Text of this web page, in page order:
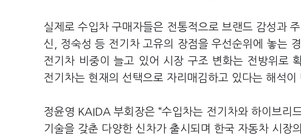
실제로 수입차 구매자들은 전통적으로 브랜드 감성과
신, 정숙성 등 전기차 고유의 장점을 우선순위에 놓는
전기차 비중이 늘고 있어 시장 구조 변화는 전방위로
전기차는 현재의 선택으로 자리매김하고 있다는 해석이
정윤영 KAIDA 부회장은 “수입차는 전기차와 하이브
기술을 갖춘 다양한 신차가 출시되며 한국 자동차 시장